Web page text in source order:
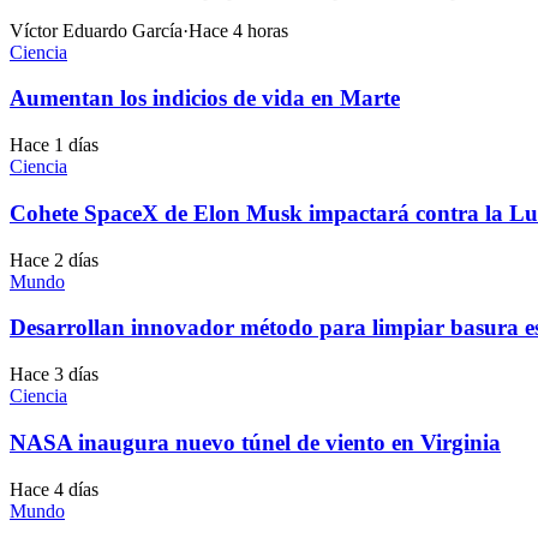
Víctor Eduardo García·Hace 4 horas
Ciencia
Aumentan los indicios de vida en Marte
Hace 1 días
Ciencia
Cohete SpaceX de Elon Musk impactará contra la
Hace 2 días
Mundo
Desarrollan innovador método para limpiar basura
Hace 3 días
Ciencia
NASA inaugura nuevo túnel de viento en Virginia
Hace 4 días
Mundo